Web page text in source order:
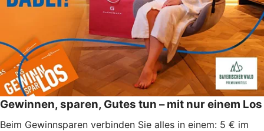
Gewinnen, sparen, Gutes tun – mit nur einem Los
Beim Gewinnsparen verbinden Sie alles in einem: 5 € im